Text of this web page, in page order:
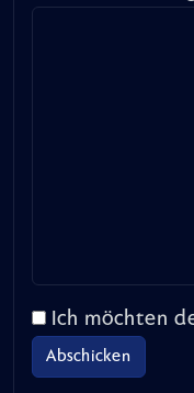
Ich möchten